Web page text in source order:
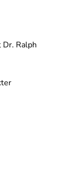
Ralph